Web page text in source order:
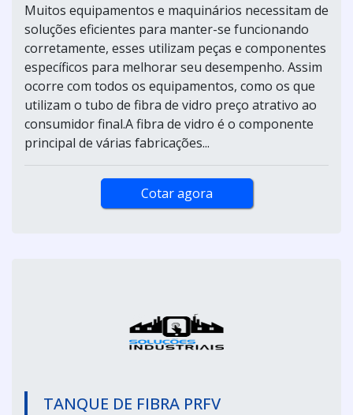
Muitos equipamentos e maquinários necessitam de
soluções eficientes para manter-se funcionando
corretamente, esses utilizam peças e componentes
específicos para melhorar seu desempenho. Assim
ocorre com todos os equipamentos, como os que
utilizam o tubo de fibra de vidro preço atrativo ao
consumidor final.A fibra de vidro é o componente
principal de várias fabricações...
Cotar agora
TANQUE DE FIBRA PRFV